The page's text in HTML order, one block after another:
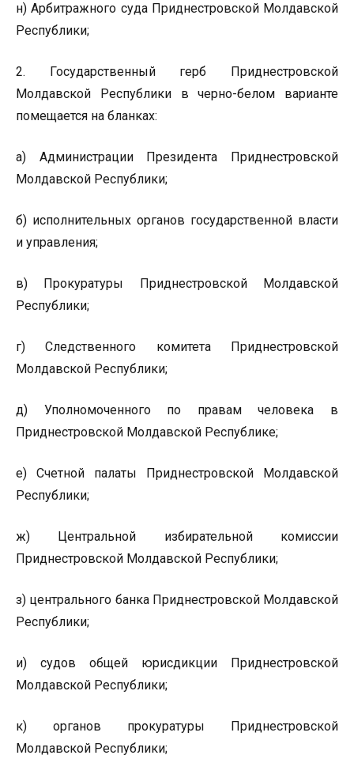
н) Арбитражного суда Приднестровской Молдавской
Республики;
2. Государственный герб Приднестровской
Молдавской Республики в черно-белом варианте
помещается на бланках:
а) Администрации Президента Приднестровской
Молдавской Республики;
б) исполнительных органов государственной власти
и управления;
в) Прокуратуры Приднестровской Молдавской
Республики;
г) Следственного комитета Приднестровской
Молдавской Республики;
д) Уполномоченного по правам человека в
Приднестровской Молдавской Республике;
е) Счетной палаты Приднестровской Молдавской
Республики;
ж) Центральной избирательной комиссии
Приднестровской Молдавской Республики;
з) центрального банка Приднестровской Молдавской
Республики;
и) судов общей юрисдикции Приднестровской
Молдавской Республики;
к) органов прокуратуры Приднестровской
Молдавской Республики;